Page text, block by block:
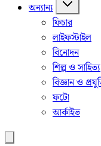
অন্যান্য
ফিচার
লাইফস্টাইল
বিনোদন
শিল্প ও সাহিত্য
বিজ্ঞান ও
ফটো
আর্কাইভ